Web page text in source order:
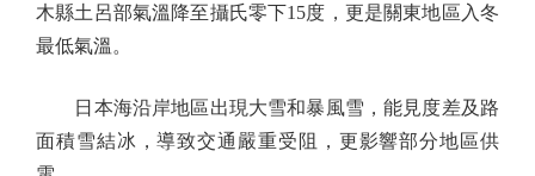
木縣土呂部氣溫降至攝氏零下15度，更是關東地區入冬
最低氣溫。
日本海沿岸地區出現大雪和暴風雪，能見度差及路
面積雪結冰，導致交通嚴重受阻，更影響部分地區供